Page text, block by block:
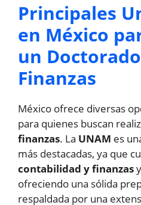
Principales
en México
un
Finanzas
México ofrece diversas
para quienes buscan
finanzas. La UNAM es
más destacadas, ya que
contabilidad y finanzasy
ofreciendo una sólida
respaldada por una